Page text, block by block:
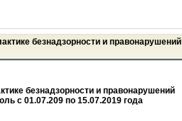
безнадзорности и правонарушений
безнадзорности и правонарушений
с 01.07.209 по 15.07.2019 года